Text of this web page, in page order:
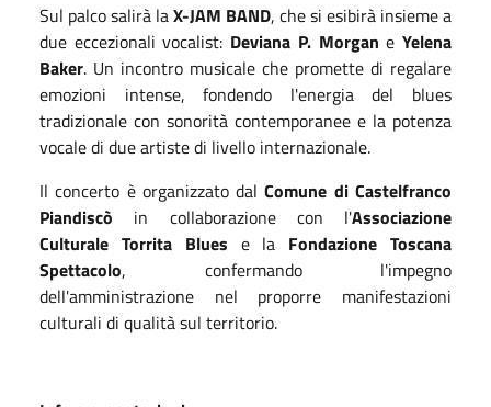
Sul palco salirà laX-JAM BAND, che si esibirà insieme a
due eccezionali vocalist: Deviana P. Morgan eYelena
Baker. Un incontro musicale che promette di regalare
emozioni intense, fondendo l'energia del blues
tradizionale con sonorità contemporanee e la potenza
vocale di due artiste di livello internazionale.
Il concerto è organizzato dalComune di Castelfranco
Piandiscò in collaborazione con l'Associazione
Culturale Torrita Blues e la Fondazione Toscana
Spettacolo, confermando l'impegno
dell'amministrazione nel proporre manifestazioni
culturali di qualità sul territorio.